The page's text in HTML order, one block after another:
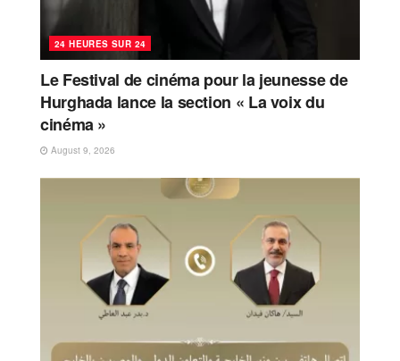
24 HEURES SUR 24
Le Festival de cinéma pour la jeunesse de
Hurghada lance la section « La voix du
cinéma »
August 9, 2026